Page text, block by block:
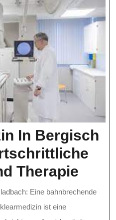
In Bergisch
Therapie
In
Eine bahnbrechende
ist eine